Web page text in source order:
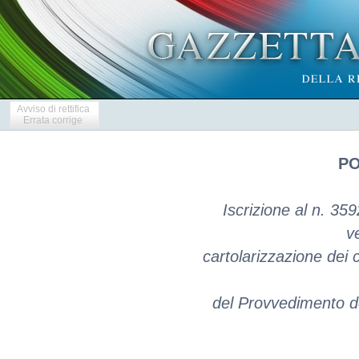
Avviso di rettifica
Errata corrige
Iscrizione al n.
cartolarizzazione dei
del Provvedimento